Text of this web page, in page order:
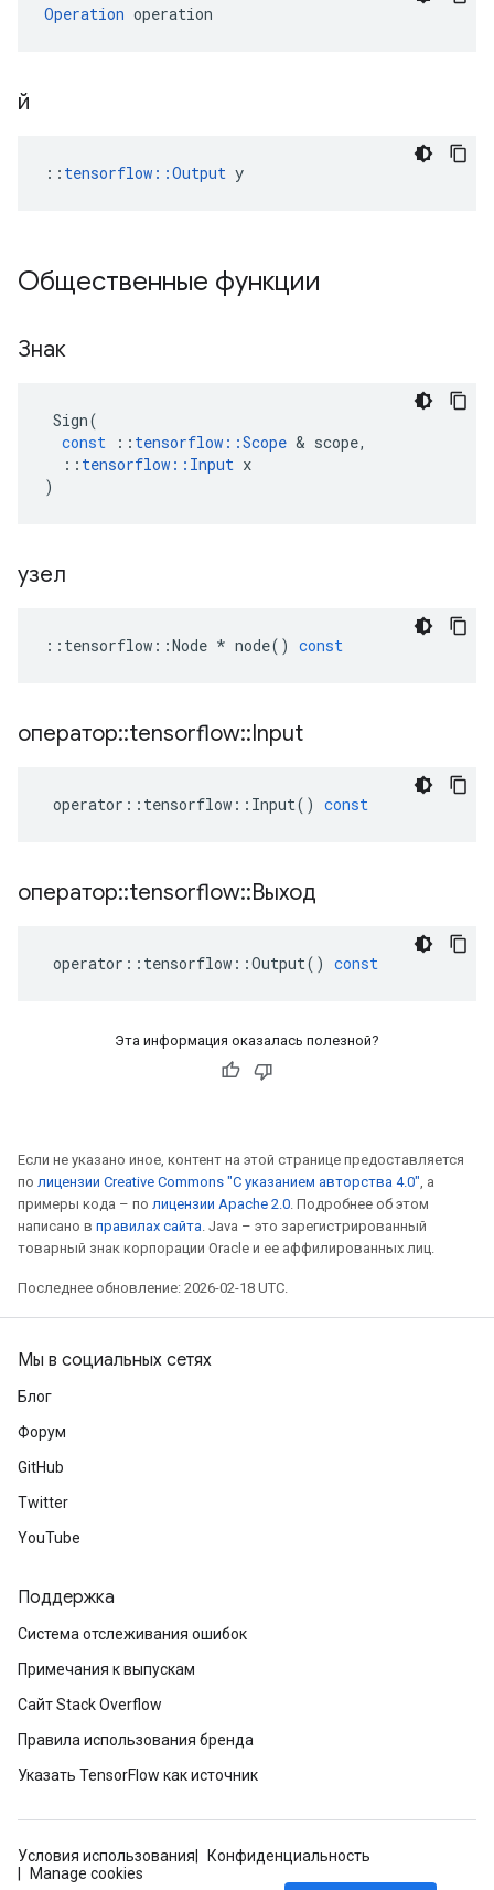
Operation operation
й
:: tensorflow::Output y
Общественные функции
Знак
Sign(
const
:: tensorflow ::Scope & scope,
:: tensorflow :: Input x
)
узел
:: tensorflow ::Node * node() const
оператор::tensorflow::Input
operator :: tensorflow :: Input() const
оператор::tensorflow::Выход
operator :: tensorflow ::Output() const
Эта информация оказалась полезной?
Если не указано иное, контент на этой странице предоставляется
по лицензии Creative Commons "С указанием авторства 4.0", а
примеры кода – по лицензии Apache 2.0. Подробнее об этом
написано в правилах сайта. Java – это зарегистрированный
товарный знак корпорации Oracle и ее аффилированных лиц.
Последнее обновление: 2026-02-18 UTC.
Мы в социальных сетях
Блог
Форум
GitHub
Twitter
YouTube
Поддержка
Система отслеживания ошибок
Примечания к выпускам
Сайт Stack Overflow
Правила использования бренда
Указать TensorFlow как источник
Условия использования
Конфиденциальность
Manage cookies